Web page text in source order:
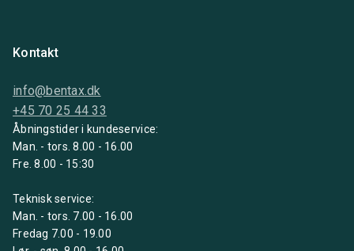
Kontakt
info@bentax.dk
+45 70 25 44 33
Åbningstider i kundeservice:
Man. - tors. 8.00 - 16.00
Fre. 8.00 - 15:30
Teknisk service:
Man. - tors. 7.00 - 16.00
Fredag 7.00 - 19.00